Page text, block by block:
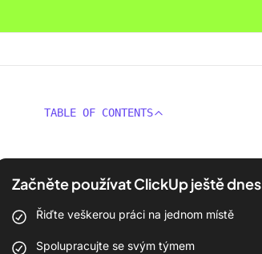
TABLE OF CONTENTS
Začněte používat ClickUp ještě dnes
Řiďte veškerou práci na jednom místě
Spolupracujte se svým týmem